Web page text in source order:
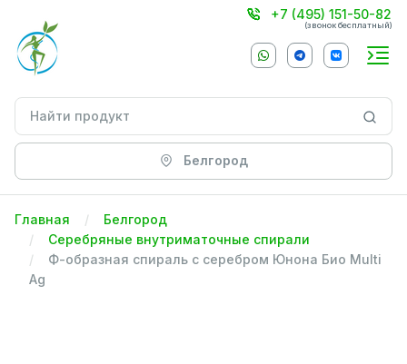
+7 (495) 151-50-82
(звонок бесплатный)
Белгород
Главная
Белгород
Серебряные внутриматочные спирали
Ф-образная спираль с серебром Юнона Био Multi
Ag